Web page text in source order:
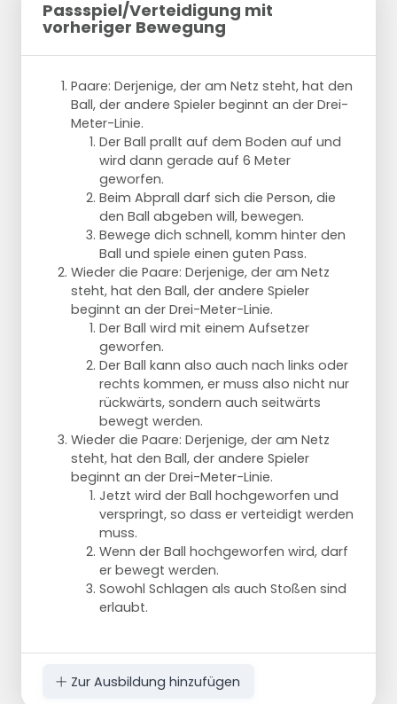
Passspiel/Verteidigung mit
vorheriger Bewegung
Paare: Derjenige, der am Netz steht, hat den
Ball, der andere Spieler beginnt an der Drei-
Meter-Linie.
Der Ball prallt auf dem Boden auf und
wird dann gerade auf 6 Meter
geworfen.
Beim Abprall darf sich die Person, die
den Ball abgeben will, bewegen.
Bewege dich schnell, komm hinter den
Ball und spiele einen guten Pass.
Wieder die Paare: Derjenige, der am Netz
steht, hat den Ball, der andere Spieler
beginnt an der Drei-Meter-Linie.
Der Ball wird mit einem Aufsetzer
geworfen.
Der Ball kann also auch nach links oder
rechts kommen, er muss also nicht nur
rückwärts, sondern auch seitwärts
bewegt werden.
Wieder die Paare: Derjenige, der am Netz
steht, hat den Ball, der andere Spieler
beginnt an der Drei-Meter-Linie.
Jetzt wird der Ball hochgeworfen und
verspringt, so dass er verteidigt werden
muss.
Wenn der Ball hochgeworfen wird, darf
er bewegt werden.
Sowohl Schlagen als auch Stoßen sind
erlaubt.
Zur Ausbildung hinzufügen